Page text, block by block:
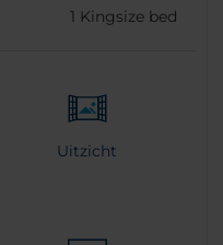
1 Kingsize bed
Uitzicht